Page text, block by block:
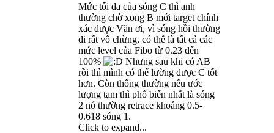
Mức tối đa của sóng C thì anh
thường chờ xong B mới target chính
xác được Văn ơi, vì sóng hồi thường
đi rất vô chừng, có thể là tất cả các
mức level của Fibo từ 0.23 đến
100%
Nhưng sau khi có AB
rồi thì mình có thể lường được C tốt
hơn. Còn thông thường nếu ước
lượng tạm thì phổ biến nhất là sóng
2 nó thường retrace khoảng 0.5-
0.618 sóng 1.
Click to expand...